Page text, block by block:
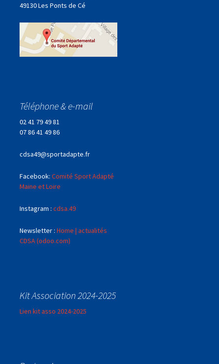
49130 Les Ponts de Cé
Téléphone & e-mail
02 41 79 49 81
07 86 41 49 86
cdsa49@sportadapte.fr
Facebook: Comité Sport Adapté
Maine et Loire
Instagram : cdsa.49
Newsletter : Home | actualités
CDSA (odoo.com)
Kit Association 2024-2025
Lien kit asso 2024-2025